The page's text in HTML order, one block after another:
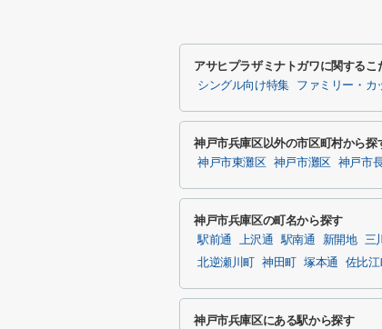
アサヒプラザミナトガワに関するこ
シングル向け特集 ファミリー・カ
神戸市兵庫区以外の市区町村から探
神戸市東灘区 神戸市灘区 神戸市
神戸市兵庫区の町名から探す
駅前通 上沢通 駅南通 新開地 三
北逆瀬川町
神田町 塚本通 佐比江
神戸市兵庫区にある駅から探す